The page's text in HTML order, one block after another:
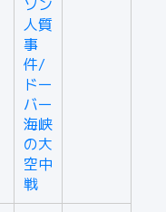
ソン
人質
事
件/
ドー
バー
海峡
の大
空中
戦